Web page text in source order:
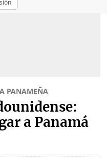
PANAMEÑA
a Panamá